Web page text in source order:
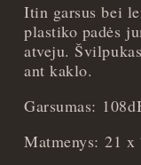
Itin garsus bei
plastiko padės
atveju.
ant kaklo.
Garsumas:
Matmenys: 21 x